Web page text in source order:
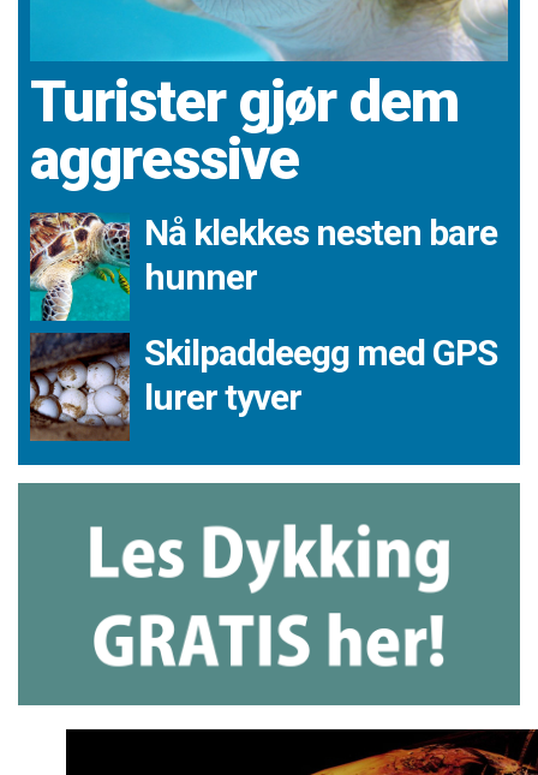
Turister gjør dem
aggressive
Nå klekkes nesten bare
hunner
Skilpaddeegg med GPS
lurer tyver